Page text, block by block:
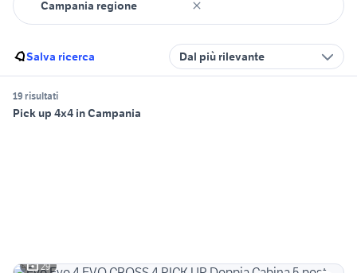
Salva ricerca Dal più rilevante
19 risultati
Pick up 4x4 in Campania
29